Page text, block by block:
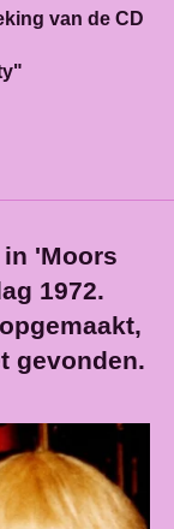
van de CD
'Moors
1972.
gevonden.